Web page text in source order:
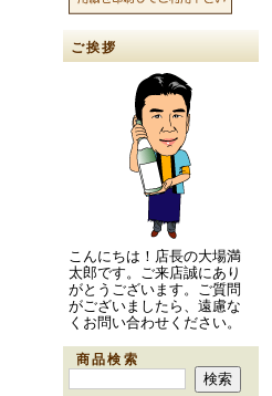
ご挨拶
こんにちは！店長の大場満
太郎です。ご来店誠にあり
がとうございます。ご質問
がございましたら、遠慮な
くお問い合わせください。
商品検索